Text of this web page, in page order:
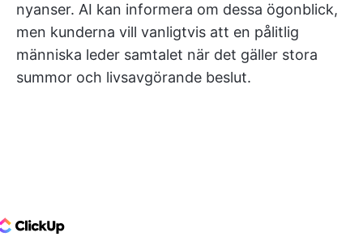
nyanser. AI kan informera om dessa ögonblick,
men kunderna vill vanligtvis att en pålitlig
människa leder samtalet när det gäller stora
summor och livsavgörande beslut.
Logo